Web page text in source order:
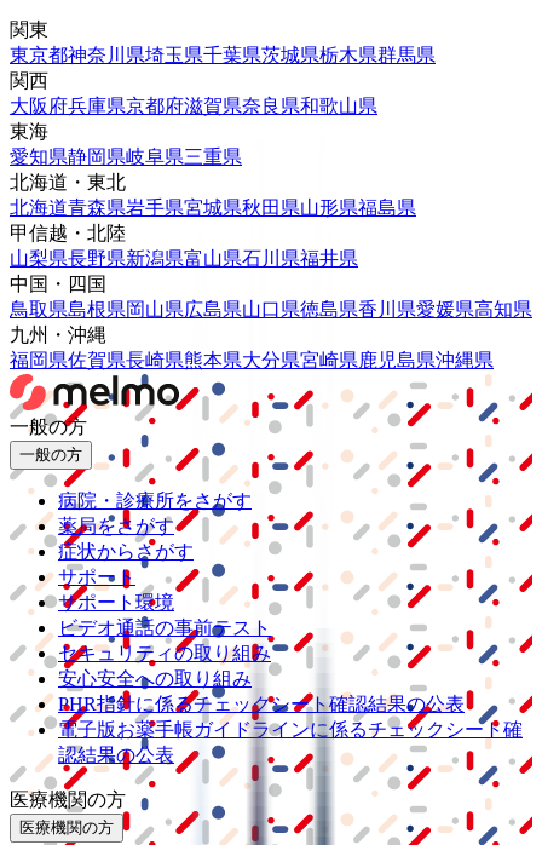
関東
東京都神奈川県埼玉県千葉県茨城県栃木県群馬県
関西
大阪府兵庫県京都府滋賀県奈良県和歌山県
東海
愛知県静岡県岐阜県三重県
北海道・東北
北海道青森県岩手県宮城県秋田県山形県福島県
甲信越・北陸
山梨県長野県新潟県富山県石川県福井県
中国・四国
鳥取県島根県岡山県広島県山口県徳島県香川県愛媛県高知県
九州・沖縄
福岡県佐賀県長崎県熊本県大分県宮崎県鹿児島県沖縄県
一般の方
一般の方
病院・診療所をさがす
薬局をさがす
症状からさがす
サポート
サポート環境
ビデオ通話の事前テスト
セキュリティの取り組み
安心安全への取り組み
PHR指針に係るチェックシート確認結果の公表
電子版お薬手帳ガイドラインに係るチェックシート確
認結果の公表
医療機関の方
医療機関の方